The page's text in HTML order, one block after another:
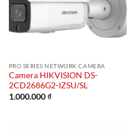
PRO SERIES NETWORK CAMERA
Camera HIKVISION DS-
2CD2686G2-IZSU/SL
1.000.000₫